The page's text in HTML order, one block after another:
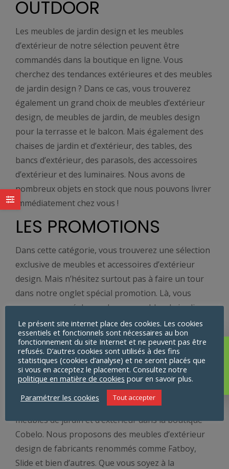
OUTDOOR
Les meubles de jardin design et les meubles
d’extérieur de notre sélection peuvent être
commandés dans la boutique en ligne. Vous
cherchez des tendances extérieures et des meubles
de jardin design ? Dans ce cas, vous trouverez
également un grand choix de meubles d’extérieur
design, de meubles de jardin, de meubles design
pour la terrasse et le balcon. Mais également des
chaises de jardin et d’extérieur, des tables, des
bancs d’extérieur, des parasols, des accessoires
d’extérieur et des luminaires. Nous avons de
nombreux objets en stock que nous pouvons livrer
immédiatement chez vous !
LES PROMOTIONS
Dans cette catégorie, vous trouverez une sélection
exclusive de meubles et accessoires d’extérieur
design. Mais n’hésitez surtout pas à faire un tour
dans notre onglet spécial promotion. Là, vous
serons proposé de nombreux meubles de jardin
insolites à des prix spéciaux réduits – meubles
d’extérieur design en solde !
UNE POLYVALENCE
UNIQUE
Laissez-vous inspirer par la polyvalence unique des
meubles de jardin et d’extérieur dans la boutique
Cobelo. Nous proposons des meubles d’extérieur
design de fabricants renommés comme Fatboy,
Slide et bien d’autres. Que vous soyez à la
Aucun produit ne
correspond à votre
sélection.
Le présent site internet place des cookies. Les cookies
essentiels et fonctionnels sont nécessaires au bon
fonctionnement du site Internet et ne peuvent pas être
refusés. D’autres cookies sont utilisés à des fins
statistiques (cookies d’analyse) et ne seront placés que
si vous en acceptez le placement. Consultez notre
politique en matière de cookies pour en savoir plus.
Paramétrer les cookies
Tout accepter